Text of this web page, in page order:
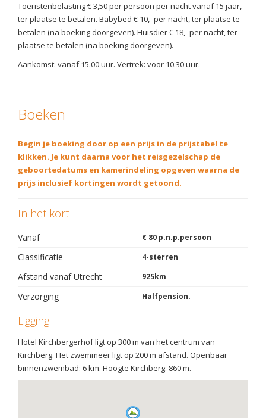
Toeristenbelasting € 3,50 per persoon per nacht vanaf 15 jaar,
ter plaatse te betalen. Babybed € 10,- per nacht, ter plaatse te
betalen (na boeking doorgeven). Huisdier € 18,- per nacht, ter
plaatse te betalen (na boeking doorgeven).
Aankomst: vanaf 15.00 uur. Vertrek: voor 10.30 uur.
Boeken
Begin je boeking door op een prijs in de prijstabel te
klikken. Je kunt daarna voor het reisgezelschap de
geboortedatums en kamerindeling opgeven waarna de
prijs inclusief kortingen wordt getoond.
In het kort
Vanaf € 80 p.n.p.persoon
Classificatie 4-sterren
Afstand vanaf Utrecht 925km
Verzorging Halfpension.
Ligging
Hotel Kirchbergerhof ligt op 300 m van het centrum van
Kirchberg. Het zwemmeer ligt op 200 m afstand. Openbaar
binnenzwembad: 6 km. Hoogte Kirchberg: 860 m.